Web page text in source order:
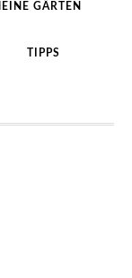
GÄRTEN
TIPPS